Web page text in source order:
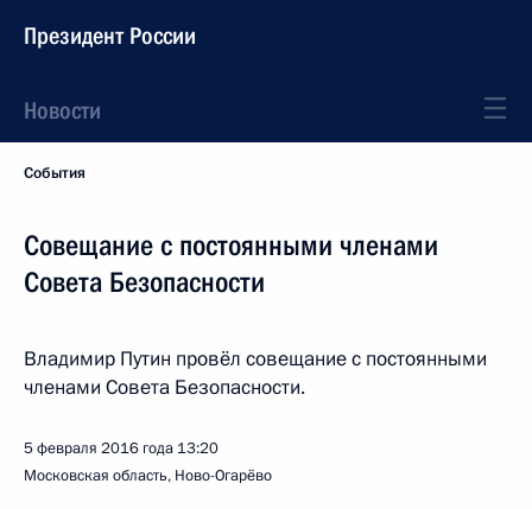
Президент России
Новости
События
Совещание с постоянными членами
Совета Безопасности
Владимир Путин провёл совещание с постоянными
членами Совета Безопасности.
5 февраля 2016 года 13:20
Московская область, Ново-Огарёво